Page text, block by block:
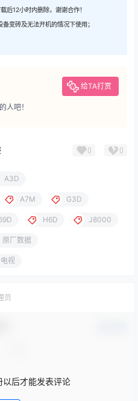
后12小时内删除，谢谢合作！
变砖及无法开机的情况下使用；
给TA打赏
人吧！
0 0
A3D
A7M G3D
H6D J8000
原厂数据
视
员
后才能发表评论